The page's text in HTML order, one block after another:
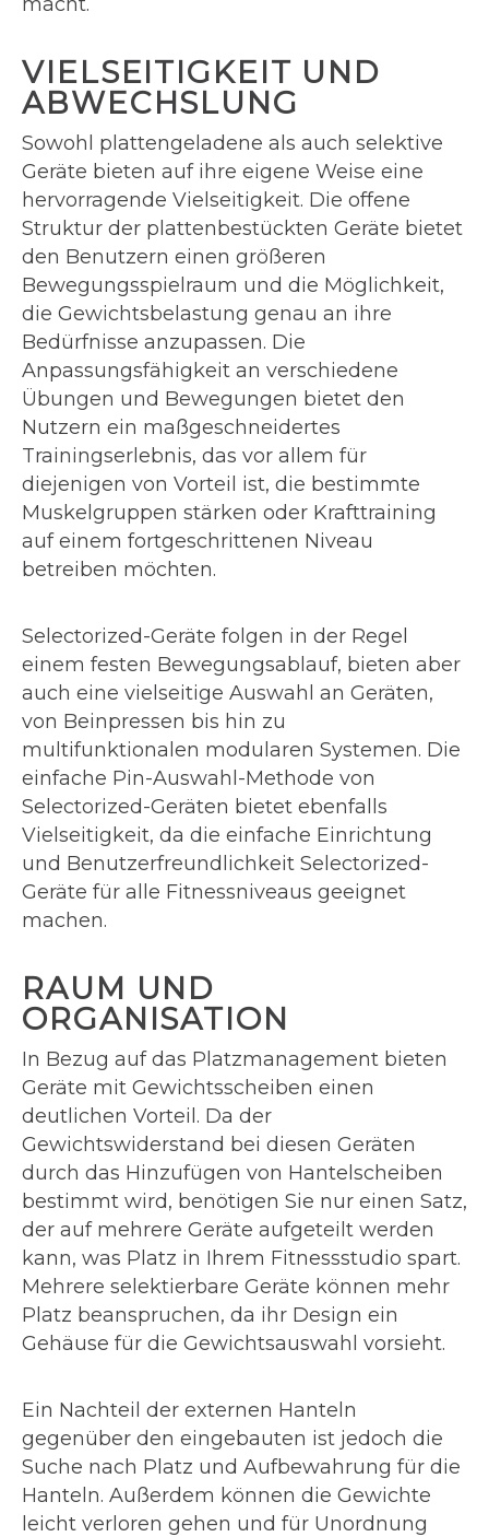
VIELSEITIGKEIT UND
ABWECHSLUNG
Sowohl plattengeladene als auch selektive
Geräte bieten auf ihre eigene Weise eine
hervorragende Vielseitigkeit. Die offene
Struktur der plattenbestückten Geräte bietet
den Benutzern einen größeren
Bewegungsspielraum und die Möglichkeit,
die Gewichtsbelastung genau an ihre
Bedürfnisse anzupassen. Die
Anpassungsfähigkeit an verschiedene
Übungen und Bewegungen bietet den
Nutzern ein maßgeschneidertes
Trainingserlebnis, das vor allem für
diejenigen von Vorteil ist, die bestimmte
Muskelgruppen stärken oder Krafttraining
auf einem fortgeschrittenen Niveau
betreiben möchten.
Selectorized-Geräte folgen in der Regel
einem festen Bewegungsablauf, bieten aber
auch eine vielseitige Auswahl an Geräten,
von Beinpressen bis hin zu
multifunktionalen modularen Systemen. Die
einfache Pin-Auswahl-Methode von
Selectorized-Geräten bietet ebenfalls
Vielseitigkeit, da die einfache Einrichtung
und Benutzerfreundlichkeit Selectorized-
Geräte für alle Fitnessniveaus geeignet
machen.
RAUM UND
ORGANISATION
In Bezug auf das Platzmanagement bieten
Geräte mit Gewichtsscheiben einen
deutlichen Vorteil. Da der
Gewichtswiderstand bei diesen Geräten
durch das Hinzufügen von Hantelscheiben
bestimmt wird, benötigen Sie nur einen Satz,
der auf mehrere Geräte aufgeteilt werden
kann, was Platz in Ihrem Fitnessstudio spart.
Mehrere selektierbare Geräte können mehr
Platz beanspruchen, da ihr Design ein
Gehäuse für die Gewichtsauswahl vorsieht.
Ein Nachteil der externen Hanteln
gegenüber den eingebauten ist jedoch die
Suche nach Platz und Aufbewahrung für die
Hanteln. Außerdem können die Gewichte
leicht verloren gehen und für Unordnung